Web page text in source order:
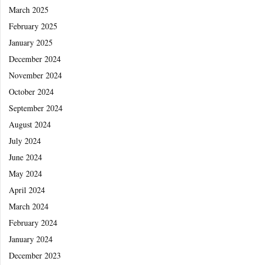
March 2025
February 2025
January 2025
December 2024
November 2024
October 2024
September 2024
August 2024
July 2024
June 2024
May 2024
April 2024
March 2024
February 2024
January 2024
December 2023